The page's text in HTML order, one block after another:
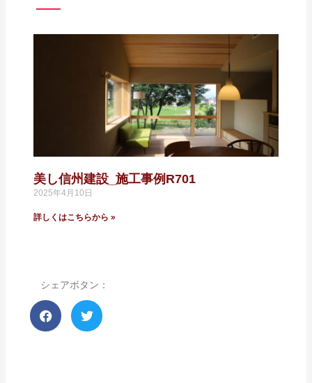
美し信州建設_施工事例R701
2025年4月10日
詳しくはこちらから »
シェアボタン：